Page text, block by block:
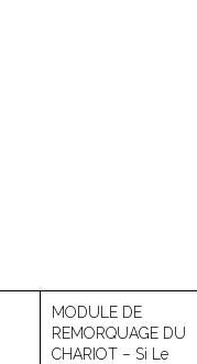
MODULE DE
REMORQUAGE DU
CHARIOT – Si Le